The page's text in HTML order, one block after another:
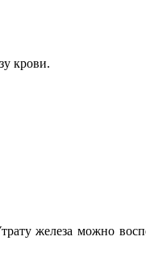
крови.
железа можно